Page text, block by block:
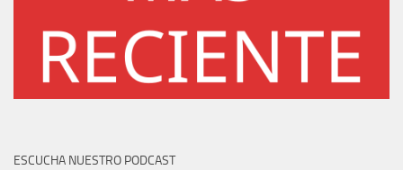
ESCUCHA NUESTRO PODCAST